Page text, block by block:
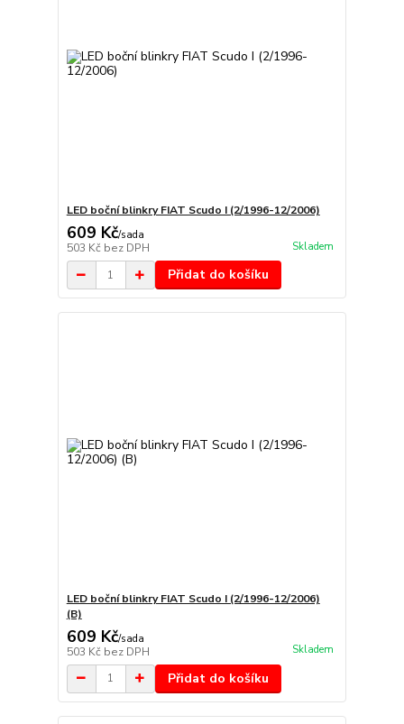
LED boční blinkry FIAT Scudo I (2/1996-12/2006)
609 Kč/sada
503 Kč bez DPH Skladem
Přidat do košíku
LED boční blinkry FIAT Scudo I (2/1996-12/2006)
(B)
609 Kč/sada
503 Kč bez DPH Skladem
Přidat do košíku